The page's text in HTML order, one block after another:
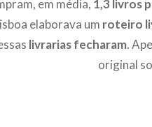
em média, 1,3 livros
elaborava um roteiro
livrarias fecharam.
original